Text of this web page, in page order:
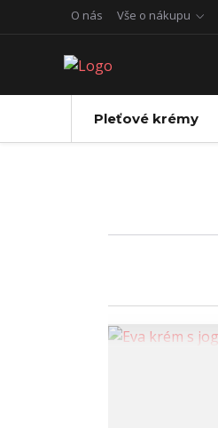
O nás Vše o nákupu
Pleťové krémy